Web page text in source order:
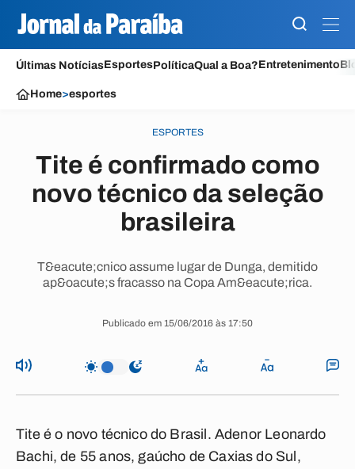
Últimas NotíciasEsportesPolíticaQual a Boa?Entretenimento
Home>esportes
ESPORTES
Tite é confirmado como
novo técnico da seleção
brasileira
T&eacute;cnico assume lugar de Dunga, demitido
ap&oacute;s fracasso na Copa Am&eacute;rica.
Publicado em 15/06/2016 às 17:50
Tite é o novo técnico do Brasil. Adenor Leonardo
Bachi, de 55 anos, gaúcho de Caxias do Sul,